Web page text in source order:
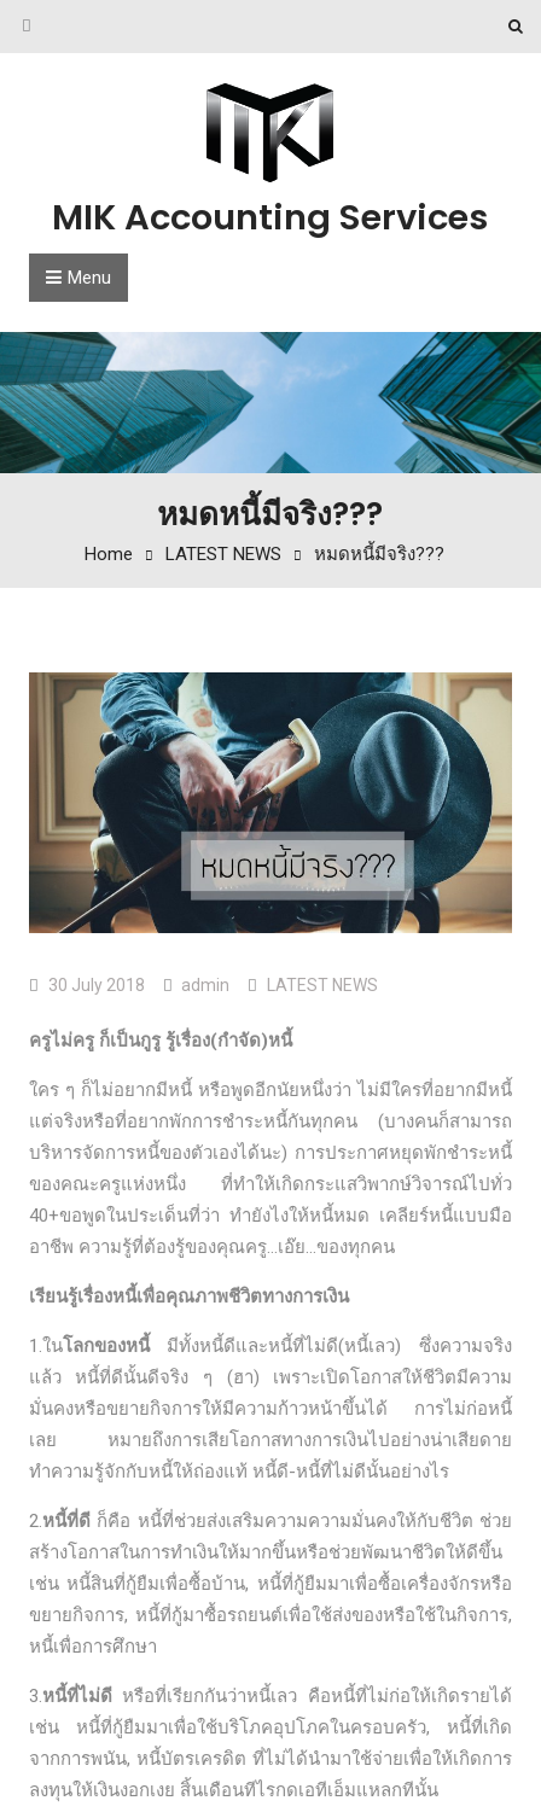
Skip to content
MIK Accounting Services
Menu
หมดหนี้มีจริง???
Home LATEST NEWS หมดหนี้มีจริง???
30 July 2018 admin LATEST NEWS
ครูไม่ครู ก็เป็นกูรู รู้เรื่อง(กำจัด)หนี้
ใคร ๆ ก็ไม่อยากมีหนี้ หรือพูดอีกนัยหนึ่งว่า ไม่มีใครที่อยากมีหนี้
แต่จริงหรือที่อยากพักการชำระหนี้กันทุกคน (บางคนก็สามารถ
บริหารจัดการหนี้ของตัวเองได้นะ) การประกาศหยุดพักชำระหนี้
ของคณะครูแห่งหนึ่ง ที่ทำให้เกิดกระแสวิพากษ์วิจารณ์ไปทั่ว
40+ขอพูดในประเด็นที่ว่า ทำยังไงให้หนี้หมด เคลียร์หนี้แบบมือ
อาชีพ ความรู้ที่ต้องรู้ของคุณครู…เอ๊ย…ของทุกคน
เรียนรู้เรื่องหนี้เพื่อคุณภาพชีวิตทางการเงิน
1.ในโลกของหนี้มีทั้งหนี้ดีและหนี้ที่ไม่ดี(หนี้เลว) ซึ่งความจริง
แล้ว หนี้ที่ดีนั้นดีจริง ๆ (ฮา) เพราะเปิดโอกาสให้ชีวิตมีความ
มั่นคงหรือขยายกิจการให้มีความก้าวหน้าขึ้นได้ การไม่ก่อหนี้
เลย หมายถึงการเสียโอกาสทางการเงินไปอย่างน่าเสียดาย
ทำความรู้จักกับหนี้ให้ถ่องแท้ หนี้ดี-หนี้ที่ไม่ดีนั้นอย่างไร
2.หนี้ที่ดีก็คือ หนี้ที่ช่วยส่งเสริมความความมั่นคงให้กับชีวิต ช่วย
สร้างโอกาสในการทำเงินให้มากขึ้นหรือช่วยพัฒนาชีวิตให้ดีขึ้น
เช่น หนี้สินที่กู้ยืมเพื่อซื้อบ้าน, หนี้ที่กู้ยืมมาเพื่อซื้อเครื่องจักรหรือ
ขยายกิจการ, หนี้ที่กู้มาซื้อรถยนต์เพื่อใช้ส่งของหรือใช้ในกิจการ,
หนี้เพื่อการศึกษา
3.หนี้ที่ไม่ดีหรือที่เรียกกันว่าหนี้เลว คือหนี้ที่ไม่ก่อให้เกิดรายได้
เช่น หนี้ที่กู้ยืมมาเพื่อใช้บริโภคอุปโภคในครอบครัว, หนี้ที่เกิด
จากการพนัน, หนี้บัตรเครดิต ที่ไม่ได้นำมาใช้จ่ายเพื่อให้เกิดการ
ลงทุนให้เงินงอกเงย สิ้นเดือนทีไรกดเอทีเอ็มแหลกทีนั้น